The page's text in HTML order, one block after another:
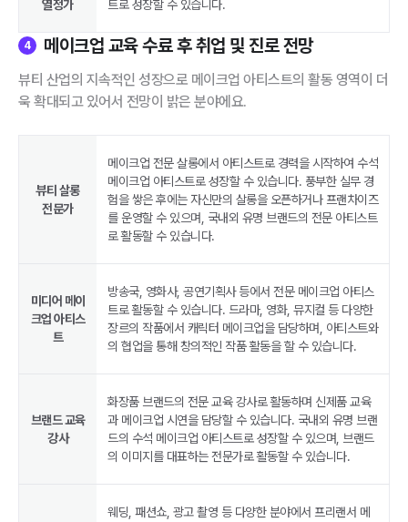
열정가 트로 성장할 수 있습니다.
4 메이크업 교육 수료 후 취업 및 진로 전망
뷰티 산업의 지속적인 성장으로 메이크업 아티스트의 활동 영역이 더
욱 확대되고 있어서 전망이 밝은 분야에요.
뷰티 살롱
전문가
메이크업 전문 살롱에서 아티스트로 경력을 시작하여 수석
메이크업 아티스트로 성장할 수 있습니다. 풍부한 실무 경
험을 쌓은 후에는 자신만의 살롱을 오픈하거나 프랜차이즈
를 운영할 수 있으며, 국내외 유명 브랜드의 전문 아티스트
로 활동할 수 있습니다.
미디어 메이
크업 아티스
트
방송국, 영화사, 공연기획사 등에서 전문 메이크업 아티스
트로 활동할 수 있습니다. 드라마, 영화, 뮤지컬 등 다양한
장르의 작품에서 캐릭터 메이크업을 담당하며, 아티스트와
의 협업을 통해 창의적인 작품 활동을 할 수 있습니다.
브랜드 교육
강사
화장품 브랜드의 전문 교육 강사로 활동하며 신제품 교육
과 메이크업 시연을 담당할 수 있습니다. 국내외 유명 브랜
드의 수석 메이크업 아티스트로 성장할 수 있으며, 브랜드
의 이미지를 대표하는 전문가로 활동할 수 있습니다.
웨딩, 패션쇼, 광고 촬영 등 다양한 분야에서 프리랜서 메